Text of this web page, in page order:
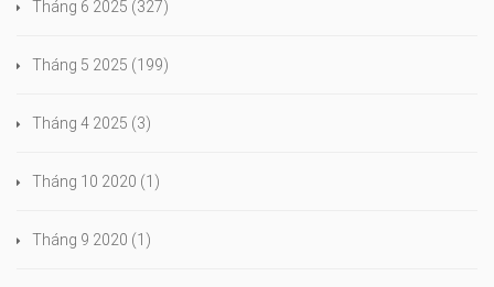
Tháng 6 2025 (327)
Tháng 5 2025 (199)
Tháng 4 2025 (3)
Tháng 10 2020 (1)
Tháng 9 2020 (1)